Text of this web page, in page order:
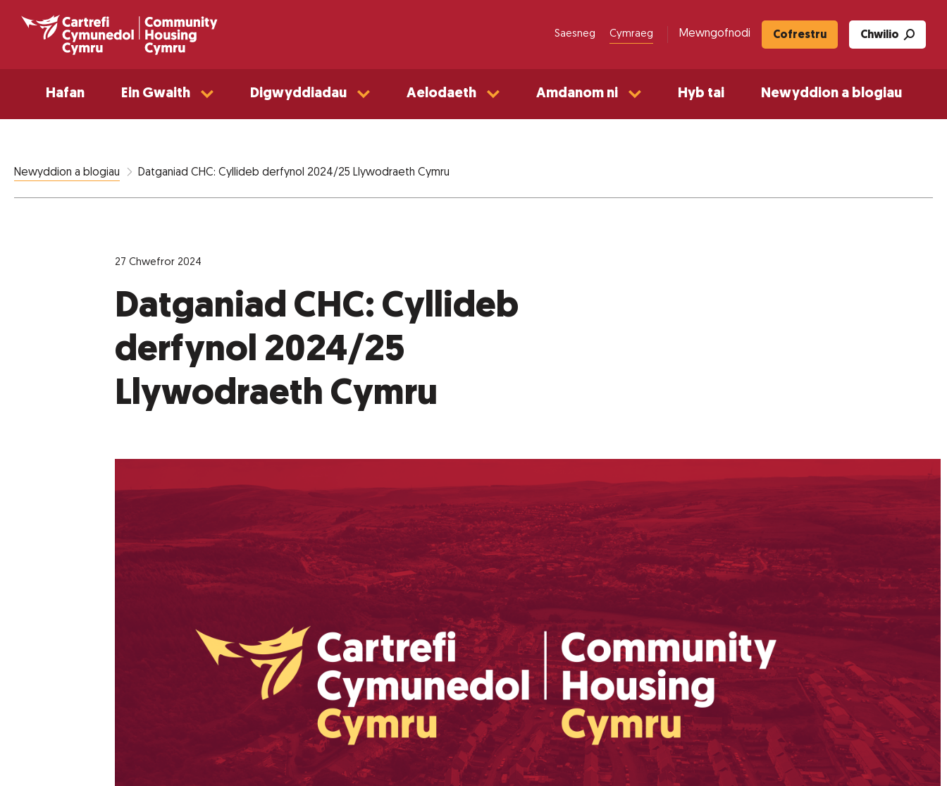
Saesneg Cymraeg Mewngofnodi Cofrestru Chwilio
Hafan Ein Gwaith Digwyddiadau Aelodaeth Amdanom ni Hyb tai Newyddion a blogiau
Newyddion a blogiau Datganiad CHC: Cyllideb derfynol 2024/25 Llywodraeth Cymru
27 Chwefror 2024
Datganiad CHC: Cyllideb
derfynol 2024/25
Llywodraeth Cymru